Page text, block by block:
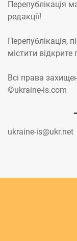
Перепублікація
редакції!
Перепублікація,
містити
Всі права
©ukraine-is.com
ukraine-is@ukr.net